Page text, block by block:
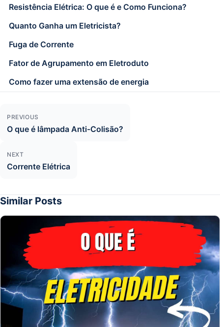
Resistência Elétrica: O que é e Como Funciona?
Quanto Ganha um Eletricista?
Fuga de Corrente
Fator de Agrupamento em Eletroduto
Como fazer uma extensão de energia
PREVIOUS
O que é lâmpada Anti-Colisão?
NEXT
Corrente Elétrica
Similar Posts